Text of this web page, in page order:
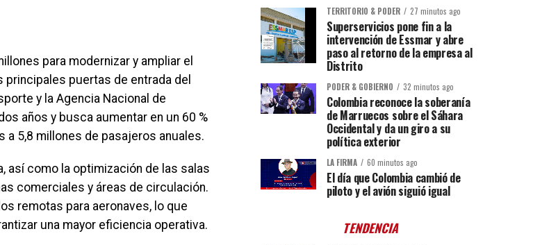
para modernizar y ampliar el
principales puertas de entrada del
y la Agencia Nacional de
años y busca aumentar en un 60 %
a 5,8 millones de pasajeros anuales.
así como la optimización de las salas
comerciales y áreas de circulación.
remotas para aeronaves, lo que
una mayor eficiencia operativa.
TERRITORIO & PODER 27 minutos ago
Superservicios pone fin a la
intervención de Essmar y abre
paso al retorno de la empresa al
Distrito
PODER & GOBIERNO 32 minutos ago
Colombia reconoce la soberanía
de Marruecos sobre el Sáhara
Occidental y da un giro a su
política exterior
LA FIRMA 60 minutos ago
El día que Colombia cambió de
piloto y el avión siguió igual
TENDENCIA